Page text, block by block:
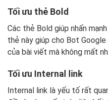
Tối ưu thẻ Bold
Các thẻ Bold giúp nhấn
thẻ này giúp cho Bot
của bài viết mà không mất
Tối ưu Internal link
Internal link là yếu tố rất